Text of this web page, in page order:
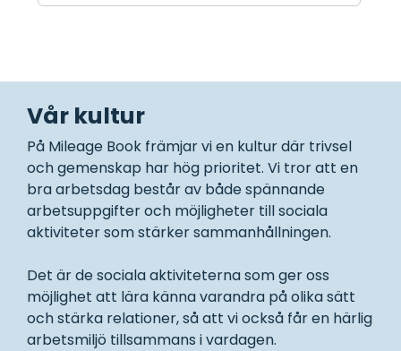
Vår kultur
På Mileage Book främjar vi en kultur där trivsel
och gemenskap har hög prioritet. Vi tror att en
bra arbetsdag består av både spännande
arbetsuppgifter och möjligheter till sociala
aktiviteter som stärker sammanhållningen.
Det är de sociala aktiviteterna som ger oss
möjlighet att lära känna varandra på olika sätt
och stärka relationer, så att vi också får en härlig
arbetsmiljö tillsammans i vardagen.